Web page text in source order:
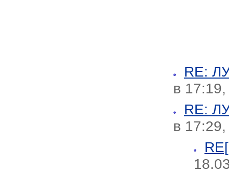
RE:
в
RE:
в